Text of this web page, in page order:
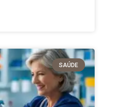
SAÚDE